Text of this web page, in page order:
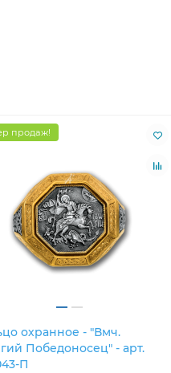
продаж!
охранное - "Вмч.
Победоносец" - арт.
П